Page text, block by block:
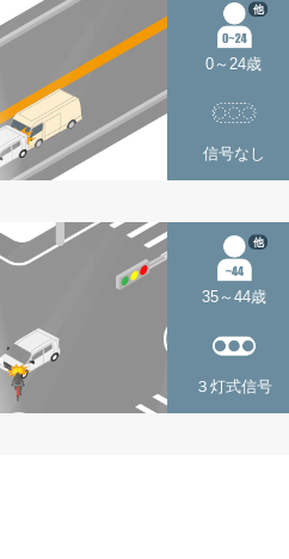
0～24歳
他
信号なし
35～44歳
他
３灯式信号